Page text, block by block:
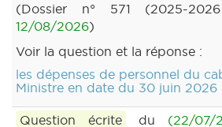
(Dossier n° 571 (2025-
12/08/2026)
Voir la question et la réponse :
les dépenses de personnel du
Ministre en date du 30 juin 2026
Question écrite du (22/07/